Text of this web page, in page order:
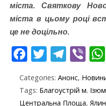
міста. Святкову
міста в цьому році
це не доцільно.
F
e
b
T
itt
er
T
e
gr
Vi
er
Categories: Анонс,
Tags: Благоустрій м.
Центральна Площа,